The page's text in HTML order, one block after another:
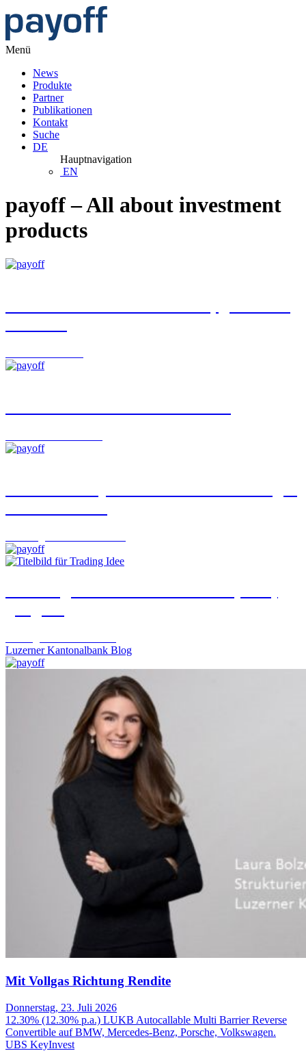
Menü
News
Produkte
Partner
Publikationen
Kontakt
Suche
DE
Hauptnavigation
EN
payoff – All about investment
products
Luzerner Kantonalbank Blog
Mit Vollgas Richtung Rendite
Donnerstag, 23. Juli 2026
12.30% (12.30% p.a.) LUKB Autocallable Multi Barrier Reverse
Convertible auf BMW, Mercedes-Benz, Porsche, Volkswagen.
UBS KeyInvest